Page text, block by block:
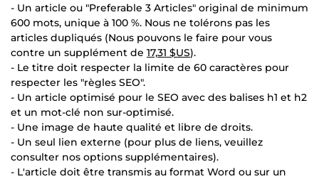
- Un article ou "Preferable 3 Articles" original de minimum
600 mots, unique à 100 %. Nous ne tolérons pas les
articles dupliqués (Nous pouvons le faire pour vous
contre un supplément de 17,31 $US).
- Le titre doit respecter la limite de 60 caractères pour
respecter les "règles SEO".
- Un article optimisé pour le SEO avec des balises h1 et h2
et un mot-clé non sur-optimisé.
- Une image de haute qualité et libre de droits.
- Un seul lien externe (pour plus de liens, veuillez
consulter nos options supplémentaires).
- L'article doit être transmis au format Word ou sur un